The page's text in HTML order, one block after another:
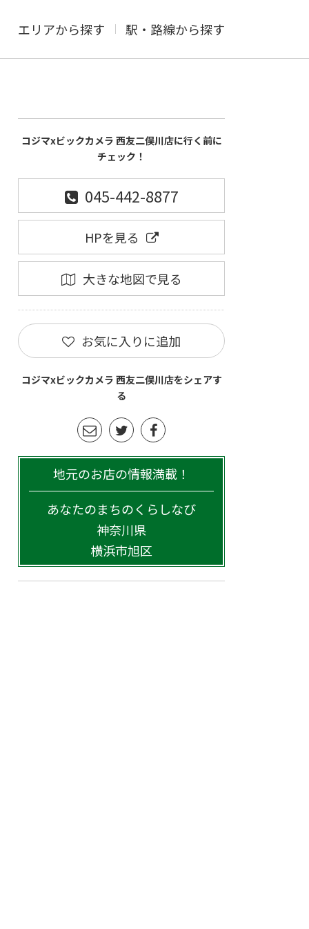
エリアから探す 駅・路線から探す
コジマxビックカメラ 西友二俣川店に行く前に
チェック！
045-442-8877
HPを見る
大きな地図で見る
お気に入りに追加
コジマxビックカメラ 西友二俣川店をシェアす
る
地元のお店の情報満載！
あなたのまちのくらしなび
神奈川県
横浜市旭区